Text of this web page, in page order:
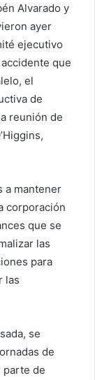
Alvarado y
ayer
ejecutivo
que
el
de
reunión de
a mantener
corporación
que se
las
para
las
se
de
parte de